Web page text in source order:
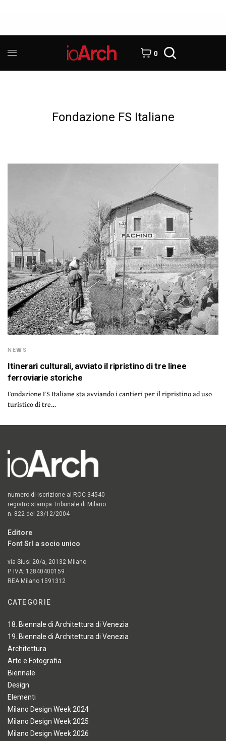
0
Fondazione FS Italiane
NEWS
Itinerari culturali, avviato il ripristino di tre linee
ferroviarie storiche
Fondazione FS Italiane sta avviando i cantieri per il ripristino ad uso
turistico di tre…
numero di iscrizione al ROC 34540
registro stampa Tribunale di Milano
n. 822 del 23/12/2004
Editore
Font Srl a socio unico
via Siusi 20/a, 20132 Milano
P. IVA: 12840400159
REA Milano 1591312
CATEGORIE
18. Biennale di Architettura di Venezia
19. Biennale di Architettura di Venezia
Architettura
Arte e Fotografia
Biennale
Design
Elementi
Milano Design Week 2024
Milano Design Week 2025
Milano Design Week 2026